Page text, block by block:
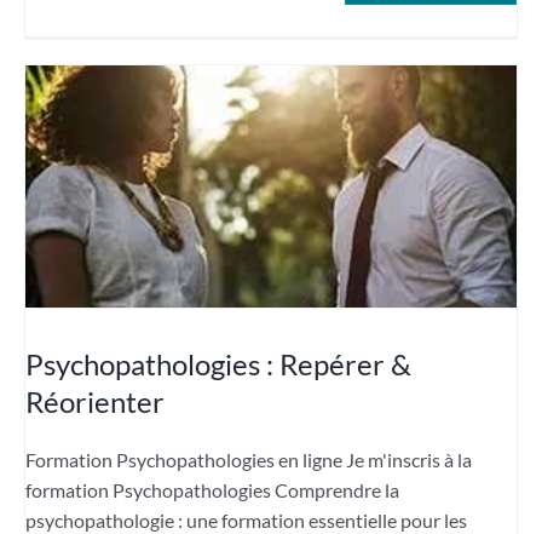
Psychopathologies : Repérer &
Réorienter
Formation Psychopathologies en ligne Je m'inscris à la
formation Psychopathologies Comprendre la
psychopathologie : une formation essentielle pour les